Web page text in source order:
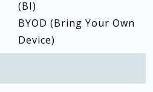
(BI)
BYOD (Bring Your Own
Device)